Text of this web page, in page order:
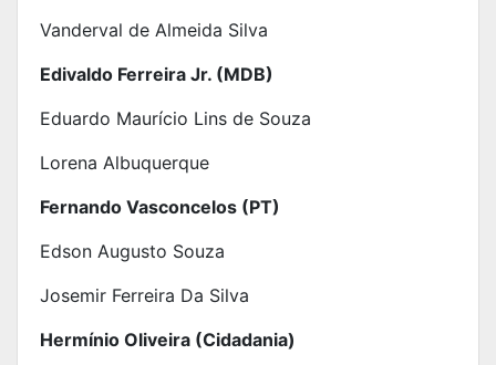
Vanderval de Almeida Silva
Edivaldo Ferreira Jr. (MDB)
Eduardo Maurício Lins de Souza
Lorena Albuquerque
Fernando Vasconcelos (PT)
Edson Augusto Souza
Josemir Ferreira Da Silva
Hermínio Oliveira (Cidadania)